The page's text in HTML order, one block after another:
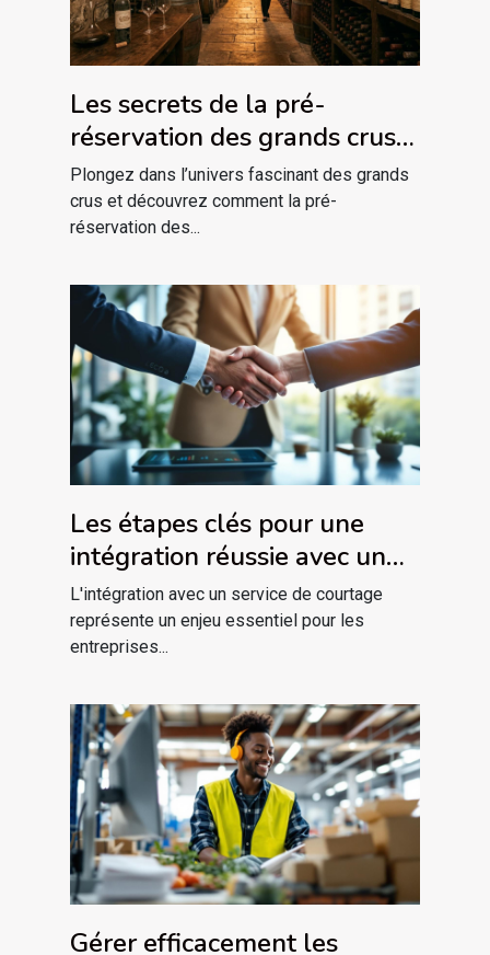
Les secrets de la pré-
réservation des grands crus
de 2025
Plongez dans l’univers fascinant des grands
crus et découvrez comment la pré-
réservation des...
Les étapes clés pour une
intégration réussie avec un
service de courtage
L'intégration avec un service de courtage
représente un enjeu essentiel pour les
entreprises...
Gérer efficacement les